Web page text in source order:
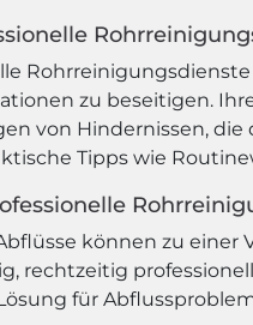
zu beseitigen.
von Hindernissen,
Tipps wie
können zu einer
rechtzeitig
für